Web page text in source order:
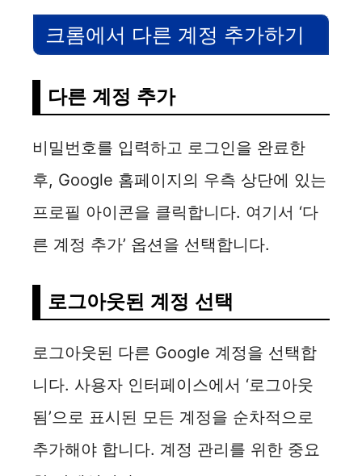
크롬에서 다른 계정 추가하기
다른 계정 추가
비밀번호를 입력하고 로그인을 완료한
후, Google 홈페이지의 우측 상단에 있는
프로필 아이콘을 클릭합니다. 여기서 ‘다
른 계정 추가’ 옵션을 선택합니다.
로그아웃된 계정 선택
로그아웃된 다른 Google 계정을 선택합
니다. 사용자 인터페이스에서 ‘로그아웃
됨’으로 표시된 모든 계정을 순차적으로
추가해야 합니다. 계정 관리를 위한 중요